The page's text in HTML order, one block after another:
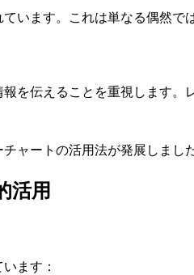
います。これは単なる偶然で
を伝えることを重視します
ャートの活用法が発展しました
活用
ます：